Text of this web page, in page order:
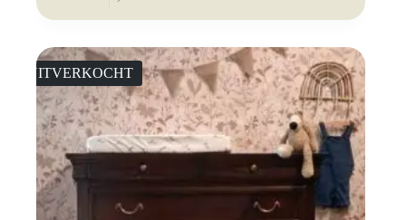
UITVERKOCHT